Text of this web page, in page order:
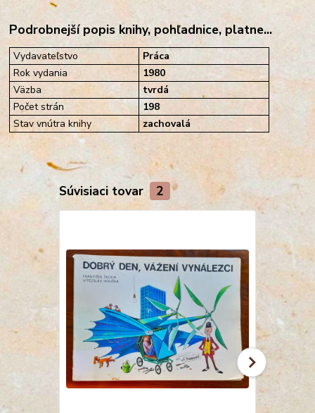
Podrobnejší popis knihy, pohľadnice, platne...
Vydavateľstvo
Práca
Rok vydania
1980
Väzba
tvrdá
Počet strán
198
Stav vnútra knihy
zachovalá
Súvisiaci tovar 2